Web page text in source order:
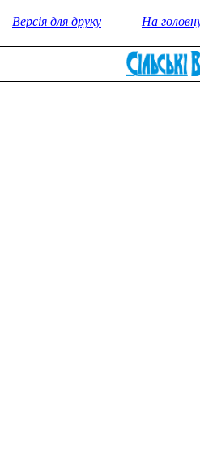
Версія для друку На